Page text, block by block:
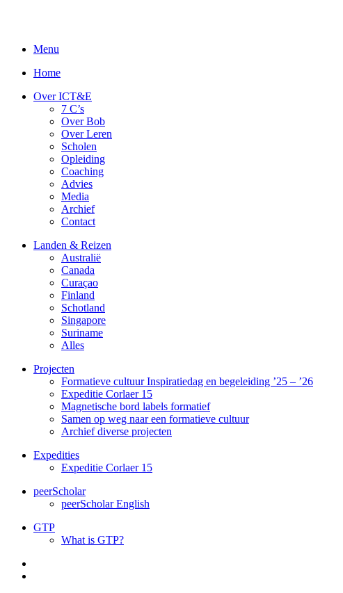
Menu
Home
Over ICT&E
7 C’s
Over Bob
Over Leren
Scholen
Opleiding
Coaching
Advies
Media
Archief
Contact
Landen & Reizen
Australië
Canada
Curaçao
Finland
Schotland
Singapore
Suriname
Alles
Projecten
Formatieve cultuur Inspiratiedag en begeleiding ’25 – ’26
Expeditie Corlaer 15
Magnetische bord labels formatief
Samen op weg naar een formatieve cultuur
Archief diverse projecten
Expedities
Expeditie Corlaer 15
peerScholar
peerScholar English
GTP
What is GTP?